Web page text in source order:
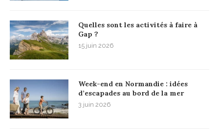
Quelles sont les activités à faire à
Gap ?
15 juin 2026
Week-end en Normandie : idées
d’escapades au bord de la mer
3 juin 2026